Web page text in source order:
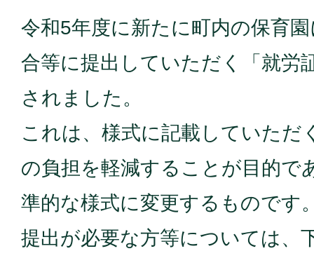
令和5年度に新たに町内の保育
合等に提出していただく「就労
されました。
これは、様式に記載していただ
の負担を軽減することが目的で
準的な様式に変更するものです
提出が必要な方等については、